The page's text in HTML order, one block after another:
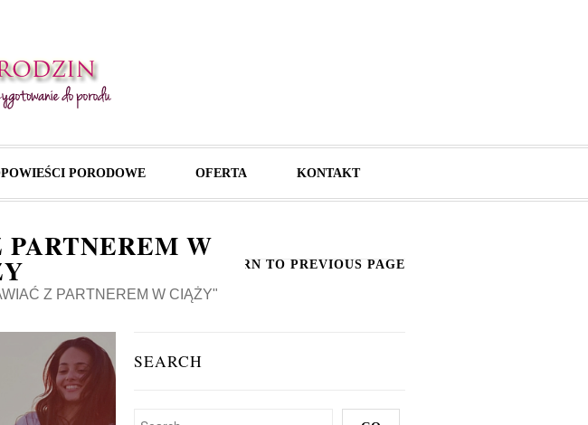
PORODOWE OFERTA KONTAKT
W
Z PARTNEREM W CIĄŻY"
RETURN TO PREVIOUS PAGE
SEARCH